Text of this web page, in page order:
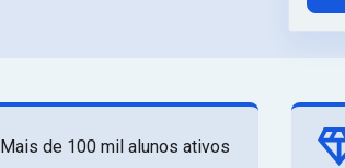
Mais de 100 mil alunos ativos